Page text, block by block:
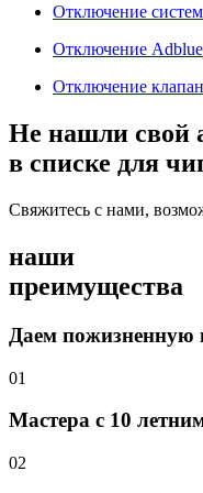
Отключение
Отключение Adblue
Отключение
Не нашли свой
в списке для
Свяжитесь с нами,
наши
преимущества
Даем пожизненную
01
Мастера с 10
02